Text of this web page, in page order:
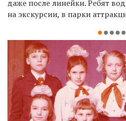
даже после линейки. Ребят
на экскурсии, в парки